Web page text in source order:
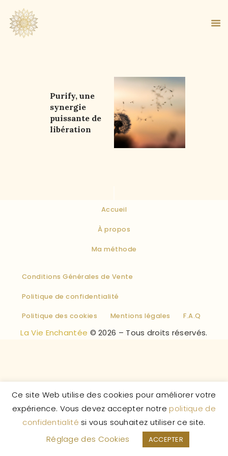
ACCUEIL
À PROPOS
MA MÉTHODE
Purify, une
synergie
puissante de
libération
Accueil
À propos
Ma méthode
Conditions Générales de Vente
Politique de confidentialité
Politique des cookies Mentions légales F.A.Q
La Vie Enchantée © 2026 – Tous droits réservés.
Ce site Web utilise des cookies pour améliorer votre
expérience. Vous devez accepter notre politique de
confidentialité si vous souhaitez utiliser ce site.
Réglage des Cookies
ACCEPTER